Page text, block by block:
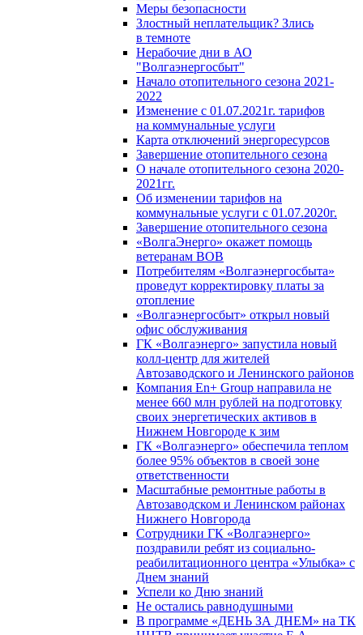
Меры безопасности
Злостный неплательщик? Злись
в темноте
Нерабочие дни в АО
"Волгаэнергосбыт"
Начало отопительного сезона 2021-
2022
Изменение с 01.07.2021г. тарифов
на коммунальные услуги
Карта отключений энергоресурсов
Завершение отопительного сезона
О начале отопительного сезона 2020-
2021гг.
Об изменении тарифов на
коммунальные услуги с 01.07.2020г.
Завершение отопительного сезона
«ВолгаЭнерго» окажет помощь
ветеранам ВОВ
Потребителям «Волгаэнергосбыта»
проведут корректировку платы за
отопление
«Волгаэнергосбыт» открыл новый
офис обслуживания
ГК «Волгаэнерго» запустила новый
колл-центр для жителей
Автозаводского и Ленинского районов
Компания En+ Group направила не
менее 660 млн рублей на подготовку
своих энергетических активов в
Нижнем Новгороде к зим
ГК «Волгаэнерго» обеспечила теплом
более 95% объектов в своей зоне
ответственности
Масштабные ремонтные работы в
Автозаводском и Ленинском районах
Нижнего Новгорода
Сотрудники ГК «Волгаэнерго»
поздравили ребят из социально-
реабилитационного центра «Улыбка» с
Днем знаний
Успели ко Дню знаний
Не остались равнодушными
В программе «ДЕНЬ ЗА ДНЕМ» на ТК